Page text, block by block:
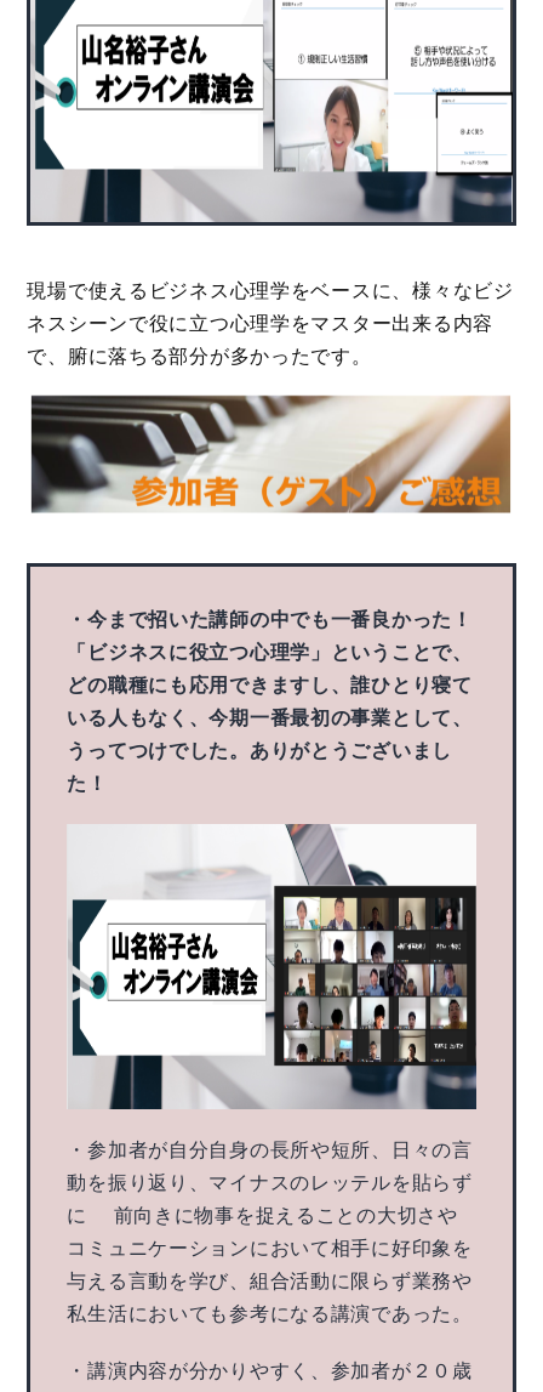
現場で使えるビジネス心理学をベースに、様々なビジ
ネスシーンで役に立つ心理学をマスター出来る内容
で、腑に落ちる部分が多かったです。
・今まで招いた講師の中でも一番良かった！
「ビジネスに役立つ心理学」ということで、
どの職種にも応用できますし、誰ひとり寝て
いる人もなく、今期一番最初の事業として、
うってつけでした。ありがとうございまし
た！
・参加者が自分自身の長所や短所、日々の言
動を振り返り、マイナスのレッテルを貼らず
に 前向きに物事を捉えることの大切さや
コミュニケーションにおいて相手に好印象を
与える言動を学び、組合活動に限らず業務や
私生活においても参考になる講演であった。
・講演内容が分かりやすく、参加者が２０歳